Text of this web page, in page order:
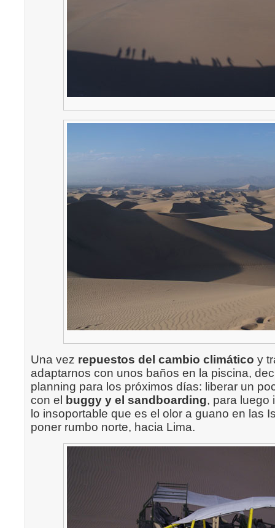
Una vez repuestos del cambio climático y
adaptarnos con unos baños en la piscina,
planning para los próximos días: liberar un
con el
buggy y el sandboarding, para luego
lo insoportable que es el olor a guano en las
poner rumbo norte, hacia Lima.